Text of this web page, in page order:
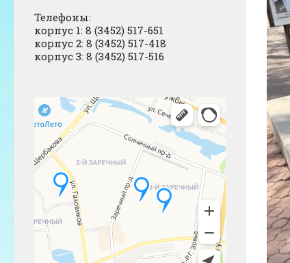
Телефоны:
корпус 1: 8 (3452) 517-651
корпус 2: 8 (3452) 517-418
корпус 3: 8 (3452) 517-516